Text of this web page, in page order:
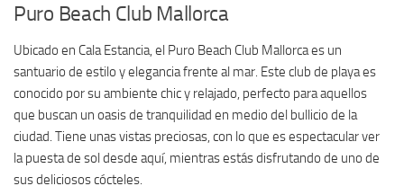
Puro Beach Club Mallorca
Ubicado en Cala Estancia, el Puro Beach Club Mallorca es un
santuario de estilo y elegancia frente al mar. Este club de playa es
conocido por su ambiente chic y relajado, perfecto para aquellos
que buscan un oasis de tranquilidad en medio del bullicio de la
ciudad. Tiene unas vistas preciosas, con lo que es espectacular ver
la puesta de sol desde aquí, mientras estás disfrutando de uno de
sus deliciosos cócteles.